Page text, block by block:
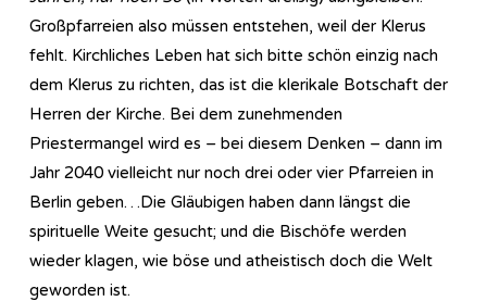
Großpfarreien also müssen entstehen, weil der Klerus
fehlt. Kirchliches Leben hat sich bitte schön einzig nach
dem Klerus zu richten, das ist die klerikale Botschaft der
Herren der Kirche. Bei dem zunehmenden
Priestermangel wird es – bei diesem Denken – dann im
Jahr 2040 vielleicht nur noch drei oder vier Pfarreien in
Berlin geben…Die Gläubigen haben dann längst die
spirituelle Weite gesucht; und die Bischöfe werden
wieder klagen, wie böse und atheistisch doch die Welt
geworden ist.